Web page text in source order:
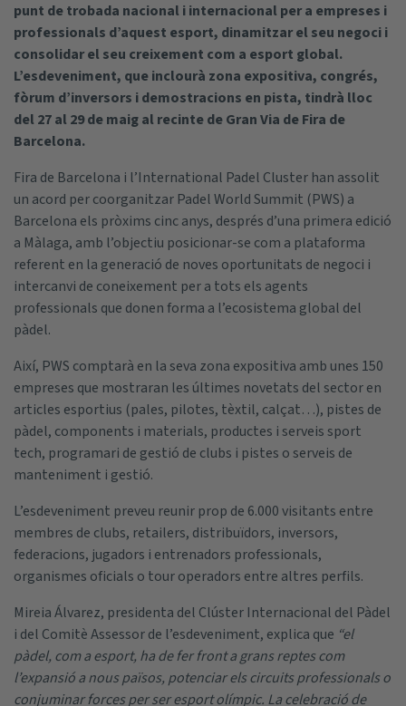
punt de trobada nacional i internacional per a empreses i
professionals d’aquest esport, dinamitzar el seu negoci i
consolidar el seu creixement com a esport global.
L’esdeveniment, que inclourà zona expositiva, congrés,
fòrum d’inversors i demostracions en pista, tindrà lloc
del 27 al 29 de maig al recinte de Gran Via de Fira de
Barcelona.
Fira de Barcelona i l’International Padel Cluster han assolit
un acord per coorganitzar Padel World Summit (PWS) a
Barcelona els pròxims cinc anys, després d’una primera edició
a Màlaga, amb l’objectiu posicionar-se com a plataforma
referent en la generació de noves oportunitats de negoci i
intercanvi de coneixement per a tots els agents
professionals que donen forma a l’ecosistema global del
pàdel.
Així, PWS comptarà en la seva zona expositiva amb unes 150
empreses que mostraran les últimes novetats del sector en
articles esportius (pales, pilotes, tèxtil, calçat…), pistes de
pàdel, components i materials, productes i serveis sport
tech, programari de gestió de clubs i pistes o serveis de
manteniment i gestió.
L’esdeveniment preveu reunir prop de 6.000 visitants entre
membres de clubs, retailers, distribuïdors, inversors,
federacions, jugadors i entrenadors professionals,
organismes oficials o tour operadors entre altres perfils.
Mireia Álvarez, presidenta del Clúster Internacional del Pàdel
i del Comitè Assessor de l’esdeveniment, explica que “el
pàdel, com a esport, ha de fer front a grans reptes com
l’expansió a nous països, potenciar els circuits professionals o
conjuminar forces per ser esport olímpic. La celebració de